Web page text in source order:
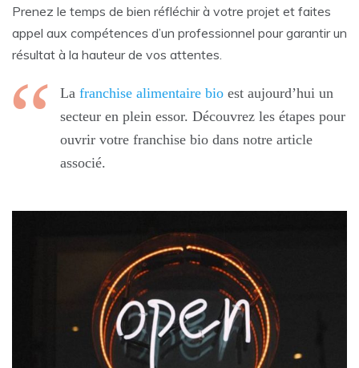
Prenez le temps de bien réfléchir à votre projet et faites
appel aux compétences d’un professionnel pour garantir un
résultat à la hauteur de vos attentes.
La franchise alimentaire bio est aujourd’hui un
secteur en plein essor. Découvrez les étapes pour
ouvrir votre franchise bio dans notre article
associé.